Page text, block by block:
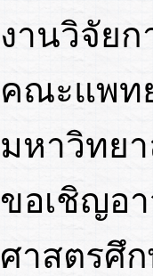
งานวิจัย
คณะแพท
มหาวิทย
ขอเชิญอ
ศาสตรศึ